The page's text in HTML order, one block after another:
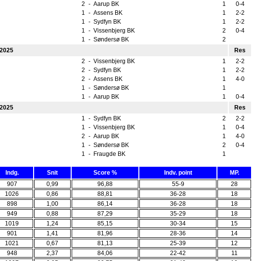
2 - Aarup BK 1
0-4
1 - Assens BK 1
2-2
1 - Sydfyn BK 1
2-2
1 - Vissenbjerg BK 2
0-4
1 - Søndersø BK
2
Res
2 - Vissenbjerg BK 1
2-2
2 - Sydfyn BK 1
2-2
2 - Assens BK 1
4-0
1 - Søndersø BK
1
1 - Aarup BK 1
0-4
Res
1 - Sydfyn BK 2
2-2
1 - Vissenbjerg BK 1
0-4
2 - Aarup BK 1
4-0
1 - Søndersø BK 2
0-4
1 - Fraugde BK 1
Indg. Snit Score % Indv. point
MP.
907 0,99 96,88 55-9
28
1026 0,86 88,81 36-28
18
898 1,00 86,14 36-28
18
949 0,88 87,29 35-29
18
1019 1,24 85,15 30-34
15
901 1,41 81,96 28-36
14
1021 0,67 81,13 25-39
12
948 2,37 84,06 22-42
11